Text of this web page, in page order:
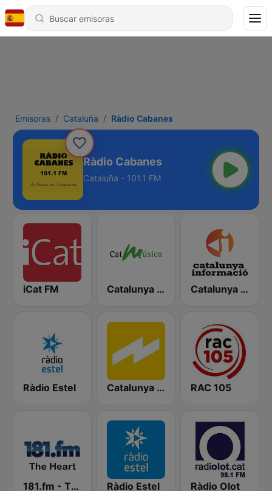
Emisoras Cataluña Ràdio Cabanes
Ràdio Cabanes
Cataluña - 101.1 FM
iCat FM Catalunya Música Catalunya Informació
Ràdio Estel Catalunya Ràdio RAC 105
181.fm - The Heart (Love Songs) Ràdio Estel Ràdio Olot